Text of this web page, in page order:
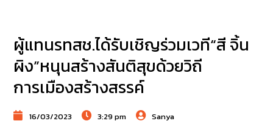
ผู้แทนรทสช.ได้รับเชิญร่วมเวที“สี จิ้น
ผิง”หนุนสร้างสันติสุขด้วยวิถี
การเมืองสร้างสรรค์
16/03/2023 3:29 pm Sanya